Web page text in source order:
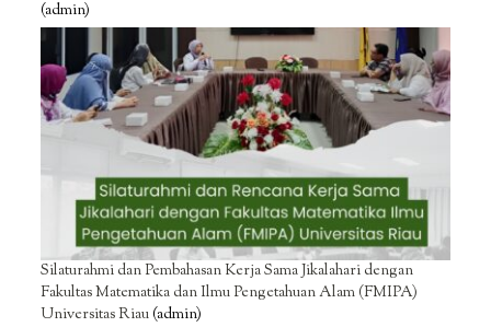
(admin)
Silaturahmi dan Pembahasan Kerja Sama Jikalahari dengan
Fakultas Matematika dan Ilmu Pengetahuan Alam (FMIPA)
Universitas Riau(admin)